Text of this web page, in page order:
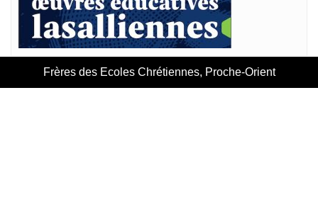
Frères des Ecoles Chrétiennes, Proche-Orient